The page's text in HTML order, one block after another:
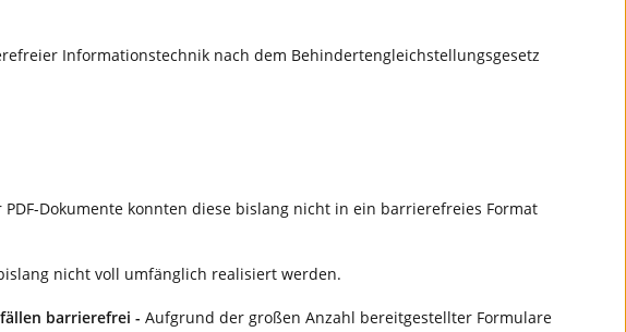
Informationstechnik nach dem Behindertengleichstellungsgesetz
Dokumente konnten diese bislang nicht in ein barrierefreies Format
nicht voll umfänglich realisiert werden.
barrierefrei - Aufgrund der großen Anzahl bereitgestellter Formulare